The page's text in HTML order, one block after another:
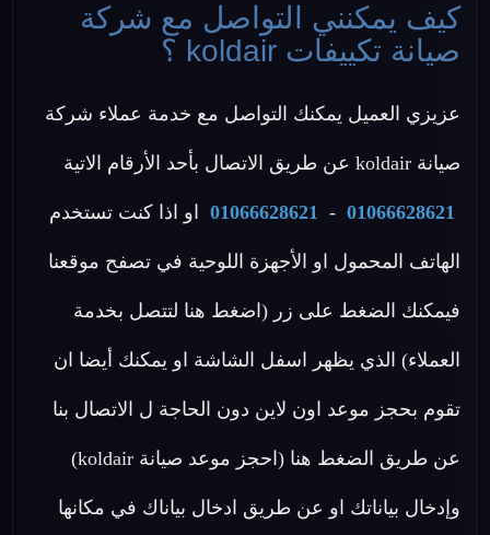
كيف يمكنني التواصل مع شركة
صيانة تكييفات koldair ؟
عزيزي العميل يمكنك التواصل مع خدمة عملاء شركة
صيانة koldair عن طريق الاتصال بأحد الأرقام الاتية
01066628621
-
01066628621 او اذا كنت تستخدم
الهاتف المحمول او الأجهزة اللوحية في تصفح موقعنا
فيمكنك الضغط على زر (اضغط هنا لتتصل بخدمة
العملاء) الذي يظهر اسفل الشاشة او يمكنك أيضا ان
تقوم بحجز موعد اون لاين دون الحاجة ل الاتصال بنا
عن طريق الضغط هنا (احجز موعد صيانة koldair)
وإدخال بياناتك او عن طريق ادخال بياناك في مكانها